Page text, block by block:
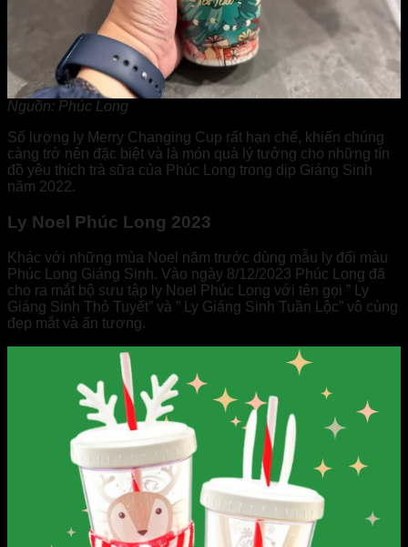
Nguồn: Phúc Long
Số lượng ly Merry Changing Cup rất hạn chế, khiến chúng
càng trở nên đặc biệt và là món quà lý tưởng cho những tín
đồ yêu thích trà sữa của Phúc Long trong dịp Giáng Sinh
năm 2022.
Ly Noel Phúc Long 2023
Khác với những mùa Noel năm trước dùng mẫu ly đổi màu
Phúc Long Giáng Sinh. Vào ngày 8/12/2023 Phúc Long đã
cho ra mắt bộ sưu tập ly Noel Phúc Long với tên gọi ” Ly
Giáng Sinh Thỏ Tuyết” và ” Ly Giáng Sinh Tuần Lộc” vô cùng
đẹp mắt và ấn tượng.